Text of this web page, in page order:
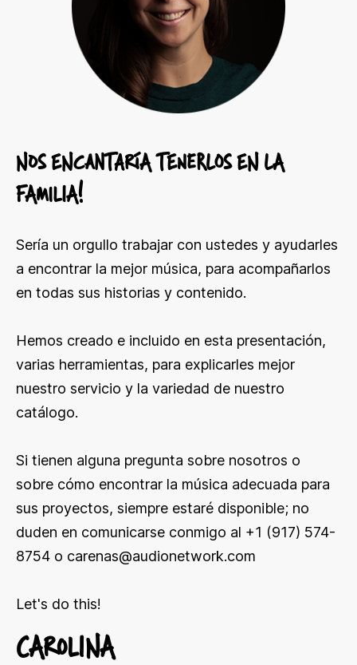
NOS ENCANTARíA TENERLOS EN LA
FAMILIA!
Sería un orgullo trabajar con ustedes y ayudarles
a encontrar la mejor música, para acompañarlos
en todas sus historias y contenido.
Hemos creado e incluido en esta presentación,
varias herramientas, para explicarles mejor
nuestro servicio y la variedad de nuestro
catálogo.
Si tienen alguna pregunta sobre nosotros o
sobre cómo encontrar la música adecuada para
sus proyectos, siempre estaré disponible; no
duden en comunicarse conmigo al +1 (917) 574-
8754 o carenas@audionetwork.com
Let's do this!
CAROLINA